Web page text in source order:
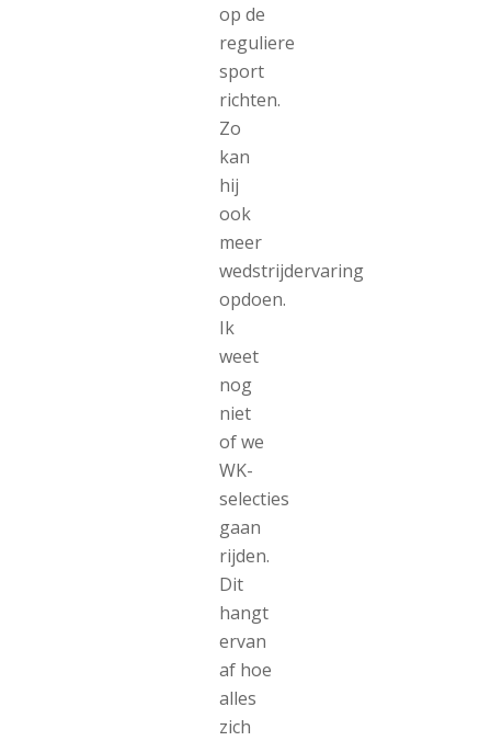
op de
reguliere
sport
richten.
Zo
kan
hij
ook
meer
wedstrijdervaring
opdoen.
Ik
weet
nog
niet
of we
WK-
selecties
gaan
rijden.
Dit
hangt
ervan
af hoe
alles
zich